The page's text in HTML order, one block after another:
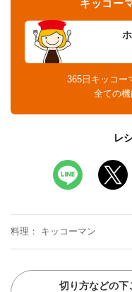
キッコー
365日キッコー
全ての機
レ
料理 キッコーマン
切り方などの下